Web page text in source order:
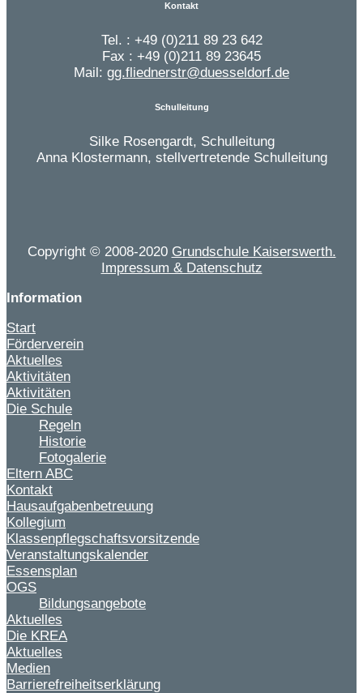
Kontakt
Tel. : +49 (0)211 89 23 642
Fax : +49 (0)211 89 23645
Mail: gg.fliednerstr@duesseldorf.de
Schulleitung
Silke Rosengardt, Schulleitung
Anna Klostermann, stellvertretende Schulleitung
Copyright © 2008-2020 Grundschule Kaiserswerth.
Impressum & Datenschutz
Information
Start
Förderverein
Aktuelles
Aktivitäten
Aktivitäten
Die Schule
Regeln
Historie
Fotogalerie
Eltern ABC
Kontakt
Hausaufgabenbetreuung
Kollegium
Klassenpflegschaftsvorsitzende
Veranstaltungskalender
Essensplan
OGS
Bildungsangebote
Aktuelles
Die KREA
Aktuelles
Medien
Barrierefreiheitserklärung